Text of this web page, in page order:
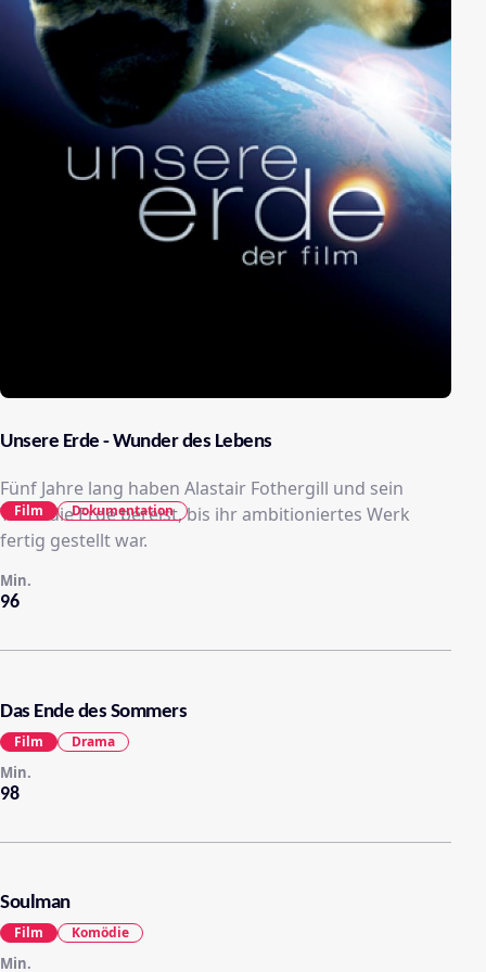
Unsere Erde - Wunder des Lebens
Fünf Jahre lang haben Alastair Fothergill und sein
Team die Erde bereist, bis ihr ambitioniertes Werk
fertig gestellt war.
96
Min.
Film Dokumentation
Das Ende des Sommers
98
Min.
Film Drama
Soulman
Min.
Film Komödie